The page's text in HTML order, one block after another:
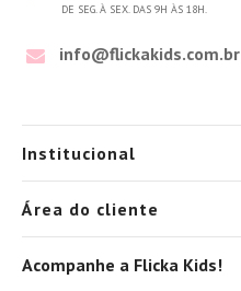
DE SEG. À SEX. DAS 9H ÀS 18H.
info@flickakids.com.br
Institucional
Área do cliente
Acompanhe a Flicka Kids!